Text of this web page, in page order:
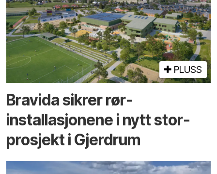
PLUSS
Bravida sikrer rør­
installasjonene i nytt stor­
prosjekt i Gjerdrum